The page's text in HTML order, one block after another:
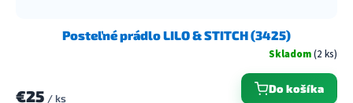
Posteľné prádlo LILO & STITCH (3425)
Skladom(2 ks)
€25 / ks
Do košíka